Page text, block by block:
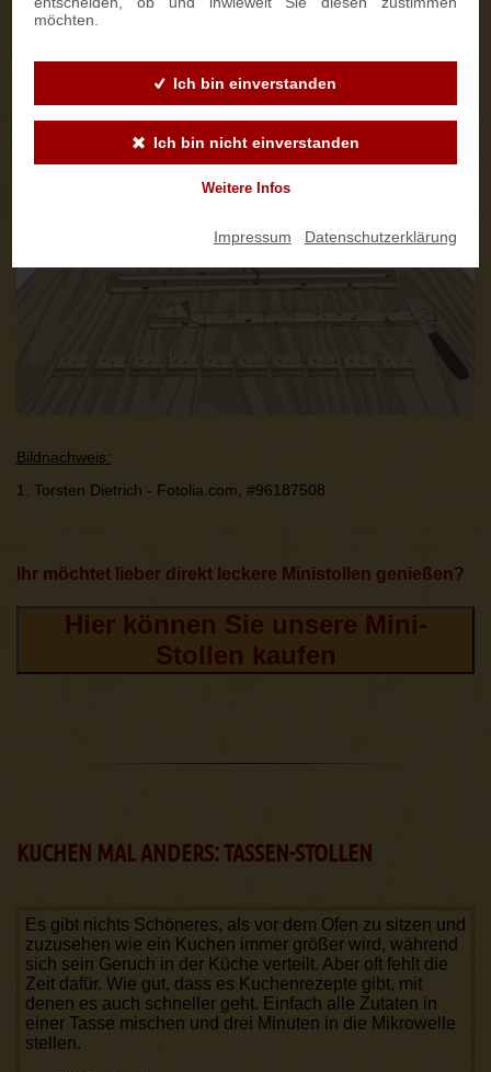
möchten.
Ich bin einverstanden
Ich bin nicht einverstanden
Weitere Infos
Impressum Datenschutzerklärung
Bildnachweis:
1. Torsten Dietrich - Fotolia.com, #96187508
Ihr möchtet lieber direkt leckere Ministollen genießen?
Hier können Sie unsere Mini-
Stollen kaufen
KUCHEN MAL ANDERS: TASSEN-STOLLEN
Es gibt nichts Schöneres, als vor dem Ofen zu sitzen und
zuzusehen wie ein Kuchen immer größer wird, während
sich sein Geruch in der Küche verteilt. Aber oft fehlt die
Zeit dafür. Wie gut, dass es Kuchenrezepte gibt, mit
denen es auch schneller geht. Einfach alle Zutaten in
einer Tasse mischen und drei Minuten in die Mikrowelle
stellen.